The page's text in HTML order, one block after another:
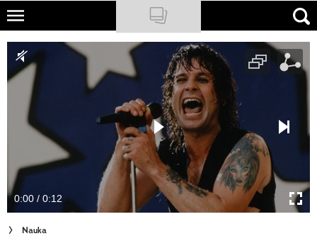
Skip
main
content
NATIONAL GEOGRAPHIC
TRAVELER
PODCASTY
Newsletter
Cuda Polski
Wielki Konkurs Fotograficzny
0:00 / 0:12
Nauka